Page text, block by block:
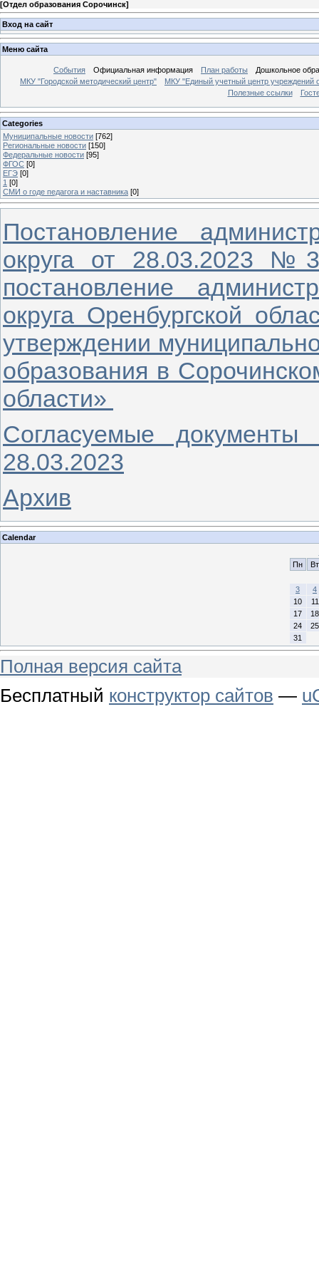
[Отдел образования Сорочинск]
Вход на сайт
Меню сайта
События Официальная информация План работы
Дошкольное
МКУ "Городской методический центр"
МКУ "Единый учетный центр учреждений
Полезные ссылки
Categories
Муниципальные новости [762]
Региональные новости [150]
Федеральные новости [95]
ФГОС [0]
ЕГЭ [0]
1 [0]
СМИ о годе педагога и наставника [0]
Постановление
округа от 28.03.2023
постановление
округа Оренбургской
утверждении
образования в
области»
Согласуемые
28.03.2023
Архив
Calendar
Пн
Вт
3
4
10
11
17
18
24
25
31
Полная версия сайта
Бесплатный конструктор сайтов —